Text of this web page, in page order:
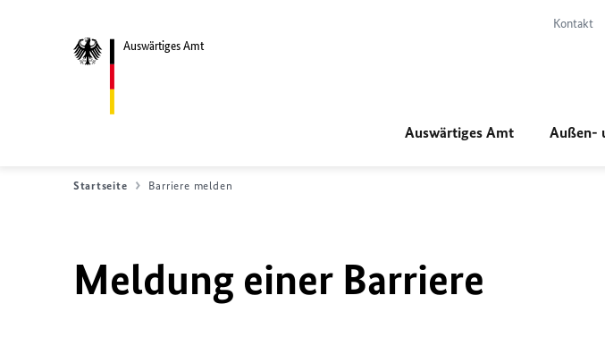
Auswärtiges Amt
Kontakt
Auswärtiges Amt Außen-
Startseite Barriere melden
Meldung einer Barriere